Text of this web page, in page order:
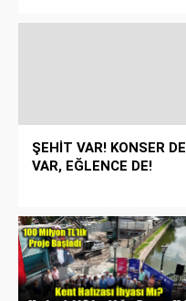
ŞEHİT VAR! KONSER DE
VAR, EĞLENCE DE!